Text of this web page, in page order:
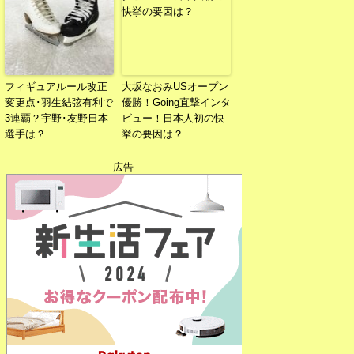
フィギュアルール改正
変更点･羽生結弦有利で
3連覇？宇野･友野日本
選手は？
大坂なおみUSオープン
優勝！Going直撃インタ
ビュー！日本人初の快
挙の要因は？
広告